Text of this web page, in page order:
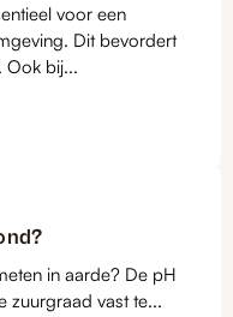
voor een
Dit bevordert
Ook bij...
in aarde? De pH
zuurgraad vast te...